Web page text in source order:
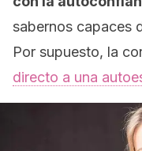
sabernos capaces
Por supuesto, la
directo a una